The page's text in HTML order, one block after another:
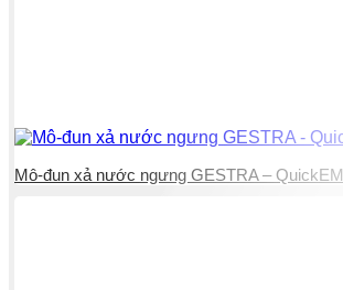
Mô-đun xả nước ngưng GESTRA – QuickEM